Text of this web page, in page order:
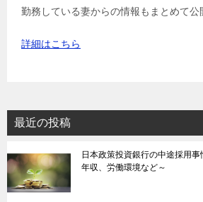
勤務している妻からの情報もまとめて公
詳細はこちら
最近の投稿
日本政策投資銀行の中途採用
年収、労働環境など～